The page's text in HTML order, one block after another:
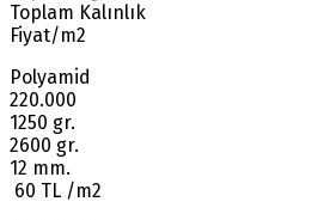
Toplam Kalınlık
Fiyat/m2
Polyamid
220.000
1250 gr.
2600 gr.
12 mm.
60 TL /m2